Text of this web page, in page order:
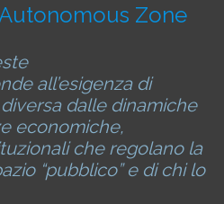
Zone
all’esigenza di
dalle dinamiche
economiche,
che regolano la
“pubblico” e di chi lo